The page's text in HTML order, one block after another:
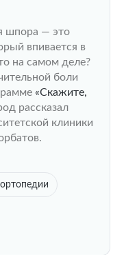
шпора — это
впивается в
на самом деле?
боли
«Скажите,
рассказал
клиники